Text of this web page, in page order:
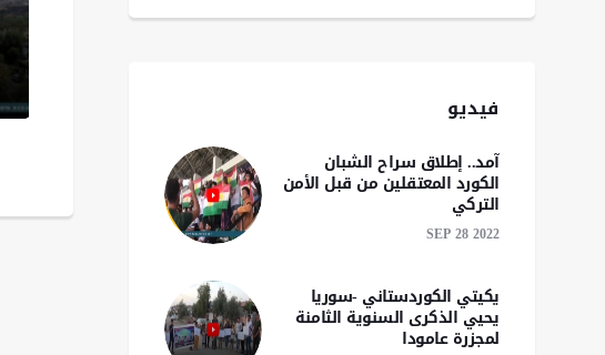
فيديو
آمد.. إطلاق سراح الشبان
الكورد المعتقلين من قبل الأمن
التركي
SEP 28 2022
يكيتي الكوردستاني -سوريا
يحيي الذكرى السنوية الثامنة
لمجزرة عامودا